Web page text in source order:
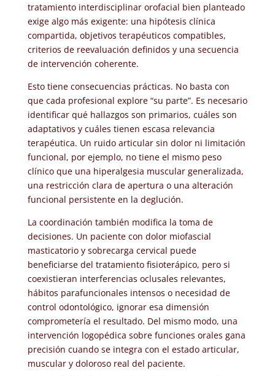
tratamiento interdisciplinar orofacial bien planteado
exige algo más exigente: una hipótesis clínica
compartida, objetivos terapéuticos compatibles,
criterios de reevaluación definidos y una secuencia
de intervención coherente.
Esto tiene consecuencias prácticas. No basta con
que cada profesional explore “su parte”. Es necesario
identificar qué hallazgos son primarios, cuáles son
adaptativos y cuáles tienen escasa relevancia
terapéutica. Un ruido articular sin dolor ni limitación
funcional, por ejemplo, no tiene el mismo peso
clínico que una hiperalgesia muscular generalizada,
una restricción clara de apertura o una alteración
funcional persistente en la deglución.
La coordinación también modifica la toma de
decisiones. Un paciente con dolor miofascial
masticatorio y sobrecarga cervical puede
beneficiarse del tratamiento fisioterápico, pero si
coexistieran interferencias oclusales relevantes,
hábitos parafuncionales intensos o necesidad de
control odontológico, ignorar esa dimensión
comprometería el resultado. Del mismo modo, una
intervención logopédica sobre funciones orales gana
precisión cuando se integra con el estado articular,
muscular y doloroso real del paciente.